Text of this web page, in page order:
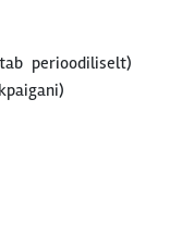
perioodiliselt)